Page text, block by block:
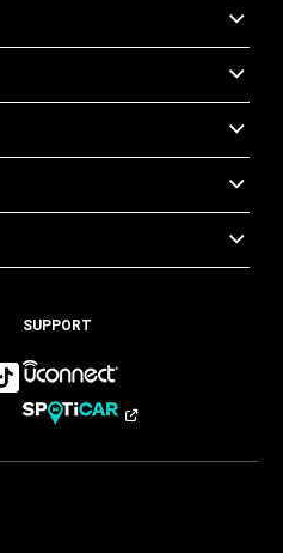
en en en
Visita
Chrysler
Tik
SUPPORT